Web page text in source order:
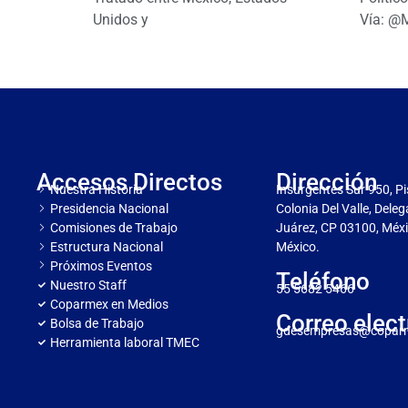
Unidos y
Vía:
Accesos Directos
Nuestra Historia
Presidencia Nacional
Comisiones de Trabajo
Estructura Nacional
Próximos Eventos
Nuestro Staff
Coparmex en Medios
Bolsa de Trabajo
Herramienta laboral TMEC
Dirección
Insurgentes Sur 950,
Colonia Del Valle,
Juárez, CP 03100,
México.
Teléfono
55 5682 5466
Correo